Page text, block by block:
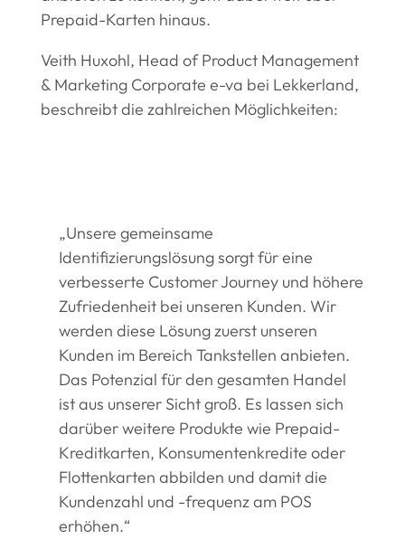
Prepaid-Karten hinaus.
Veith Huxohl, Head of Product Management
& Marketing Corporate e-va bei Lekkerland,
beschreibt die zahlreichen Möglichkeiten:
„Unsere gemeinsame
Identifizierungslösung sorgt für eine
verbesserte Customer Journey und höhere
Zufriedenheit bei unseren Kunden. Wir
werden diese Lösung zuerst unseren
Kunden im Bereich Tankstellen anbieten.
Das Potenzial für den gesamten Handel
ist aus unserer Sicht groß. Es lassen sich
darüber weitere Produkte wie Prepaid-
Kreditkarten, Konsumentenkredite oder
Flottenkarten abbilden und damit die
Kundenzahl und -frequenz am POS
erhöhen.“